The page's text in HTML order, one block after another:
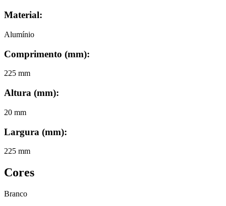
Material:
Alumínio
Comprimento (mm):
225 mm
Altura (mm):
20 mm
Largura (mm):
225 mm
Cores
Branco